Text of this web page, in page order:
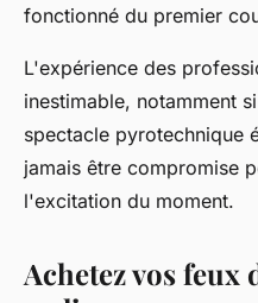
fonctionné du premier
L'expérience des
inestimable, notamment
spectacle pyrotechnique
jamais être compromise
l'excitation du moment.
Achetez vos